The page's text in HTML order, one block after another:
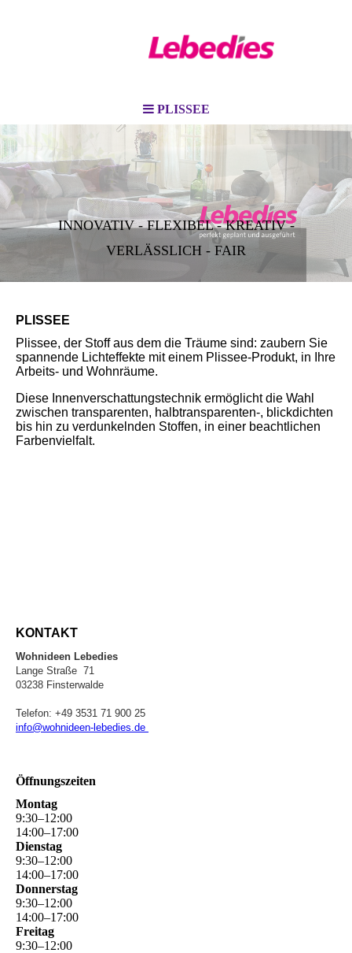
PLISSEE
INNOVATIV - FLEXIBEL - KREATIV -
VERLÄSSLICH - FAIR
PLISSEE
Plissee, der Stoff aus dem die Träume sind: zaubern Sie
spannende Lichteffekte mit einem Plissee-Produkt, in Ihre
Arbeits- und Wohnräume.
Diese Innenverschattungstechnik ermöglicht die Wahl
zwischen transparenten, halbtransparenten-, blickdichten
bis hin zu verdunkelnden Stoffen, in einer beachtlichen
Farbenvielfalt.
KONTAKT
Wohnideen Lebedies
Lange Straße 71
03238 Finsterwalde
Telefon: +49 3531 71 900 25
info@wohnideen-lebedies.de
Öffnungszeiten
Montag
9:30–12:00
14:00–17:00
Dienstag
9:30–12:00
14:00–17:00
Donnerstag
9:30–12:00
14:00–17:00
Freitag
9:30–12:00